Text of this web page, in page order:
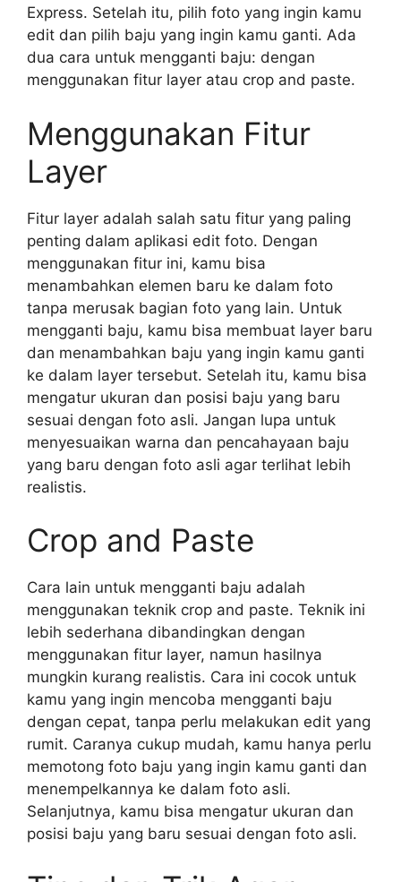
Express. Setelah itu, pilih foto yang ingin kamu
edit dan pilih baju yang ingin kamu ganti. Ada
dua cara untuk mengganti baju: dengan
menggunakan fitur layer atau crop and paste.
Menggunakan Fitur
Layer
Fitur layer adalah salah satu fitur yang paling
penting dalam aplikasi edit foto. Dengan
menggunakan fitur ini, kamu bisa
menambahkan elemen baru ke dalam foto
tanpa merusak bagian foto yang lain. Untuk
mengganti baju, kamu bisa membuat layer baru
dan menambahkan baju yang ingin kamu ganti
ke dalam layer tersebut. Setelah itu, kamu bisa
mengatur ukuran dan posisi baju yang baru
sesuai dengan foto asli. Jangan lupa untuk
menyesuaikan warna dan pencahayaan baju
yang baru dengan foto asli agar terlihat lebih
realistis.
Crop and Paste
Cara lain untuk mengganti baju adalah
menggunakan teknik crop and paste. Teknik ini
lebih sederhana dibandingkan dengan
menggunakan fitur layer, namun hasilnya
mungkin kurang realistis. Cara ini cocok untuk
kamu yang ingin mencoba mengganti baju
dengan cepat, tanpa perlu melakukan edit yang
rumit. Caranya cukup mudah, kamu hanya perlu
memotong foto baju yang ingin kamu ganti dan
menempelkannya ke dalam foto asli.
Selanjutnya, kamu bisa mengatur ukuran dan
posisi baju yang baru sesuai dengan foto asli.